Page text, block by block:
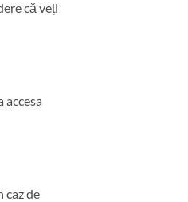
că veți
caz de